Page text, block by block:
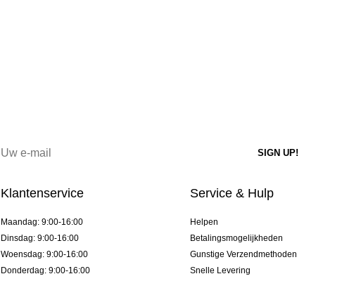
Klantenservice
Maandag: 9:00-16:00
Dinsdag: 9:00-16:00
Woensdag: 9:00-16:00
Donderdag: 9:00-16:00
Service & Hulp
Helpen
Betalingsmogelijkheden
Gunstige Verzendmethoden
Snelle Levering